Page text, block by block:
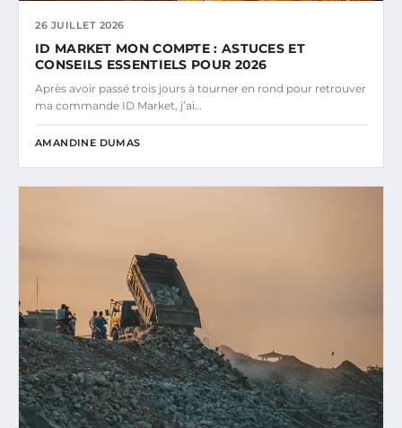
26 JUILLET 2026
ID MARKET MON COMPTE : ASTUCES ET
CONSEILS ESSENTIELS POUR 2026
Après avoir passé trois jours à tourner en rond pour retrouver
ma commande ID Market, j’ai…
AMANDINE DUMAS